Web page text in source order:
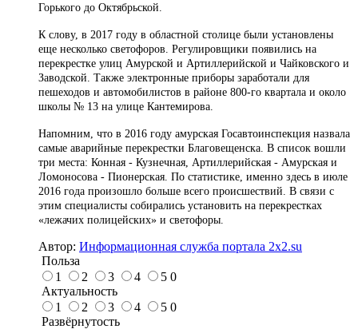
Горького до Октябрьской.
К слову, в 2017 году в областной столице были установлены
еще несколько светофоров. Регулировщики появились на
перекрестке улиц Амурской и Артиллерийской и Чайковского и
Заводской. Также электронные приборы заработали для
пешеходов и автомобилистов в районе 800-го квартала и около
школы № 13 на улице Кантемирова.
Напомним, что в 2016 году амурская Госавтоинспекция назвала
самые аварийные перекрестки Благовещенска. В список вошли
три места: Конная - Кузнечная, Артиллерийская - Амурская и
Ломоносова - Пионерская. По статистике, именно здесь в июле
2016 года произошло больше всего происшествий. В связи с
этим специалисты собирались установить на перекрестках
«лежачих полицейских» и светофоры.
Автор: Информационная служба портала 2x2.su
Польза
1
2 3 4 5 0
Актуальность
1
2 3 4 5 0
Развёрнутость